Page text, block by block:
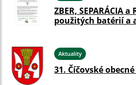
ZBER, SEPARÁCIA a
použitých batérií a
Aktuality
31. Číčovské